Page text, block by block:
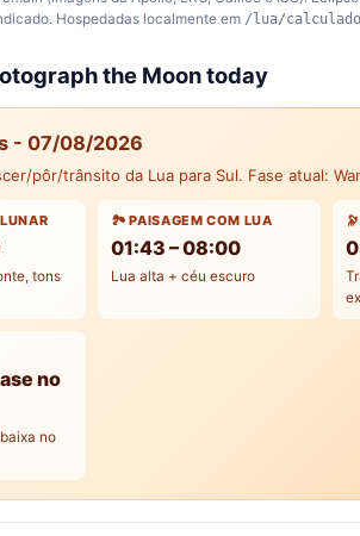
Hospedadas localmente em /lua/
the Moon today
- 07/08/2026
pôr/trânsito da Lua para Sul. Fase atual:
tons
🏞️ PAISAGEM COM LUA
01:43 – 08:00
Lua alta + céu escuro
no
no